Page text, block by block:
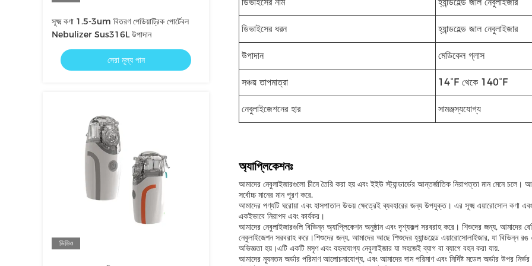
সূক্ষ্ম কণা 1.5-3um বিতরণ পেডিয়াট্রিক পোর্টেবল
Nebulizer Sus316L উপাদান
সেরা মূল্য পান
ভিডিও
ডিভাইসের ধরন হ্যান্ডহেল্ড জাল নেবুলাইজার
উপাদান মেডিকেল গ্লাস
সঞ্চয় তাপমাত্রা 14°F থেকে 140°F
নেবুলাইজেশনের হার সামঞ্জস্যযোগ্য
অ্যাপ্লিকেশনঃ
আমাদের নেবুলাইজারগুলো চীনে তৈরি করা হয় এবং ইইউ স্ট্যান্ডার্ডের আন্তর্জাতিক নিরাপত্তা মান মেনে
সর্বোচ্চ মানের মান পূরণ করে.
আমাদের পণ্যটি ঘরোয়া এবং হাসপাতাল উভয় ক্ষেত্রেই ব্যবহারের জন্য উপযুক্ত। এর সূক্ষ্ম এয়ারোসোল কণা
একইভাবে নিরাপদ এবং কার্যকর।
আমাদের নেবুলাইজারগুলি বিভিন্ন অ্যাপ্লিকেশন অনুষ্ঠান এবং দৃশ্যকল্প সরবরাহ করে। শিশুদের জন্য, আমাদের
নেবুলাইজেশন সরবরাহ করে।শিশুদের জন্য, আমাদের আছে শিশুদের হ্যান্ডহেল্ড এয়ারোসোলাইজার, যা বিভিন্ন
অভিজ্ঞতা হয়।এটি একটি মসৃণ এবং বহনযোগ্য নেবুলাইজার যা সহজেই ব্যাগ বা ব্যাগে বহন করা যায়.
আমাদের ন্যূনতম অর্ডার পরিমাণ আলোচনাযোগ্য, এবং আমাদের দাম পরিমাণ এবং নির্দিষ্ট মডেল অর্ডার উপর